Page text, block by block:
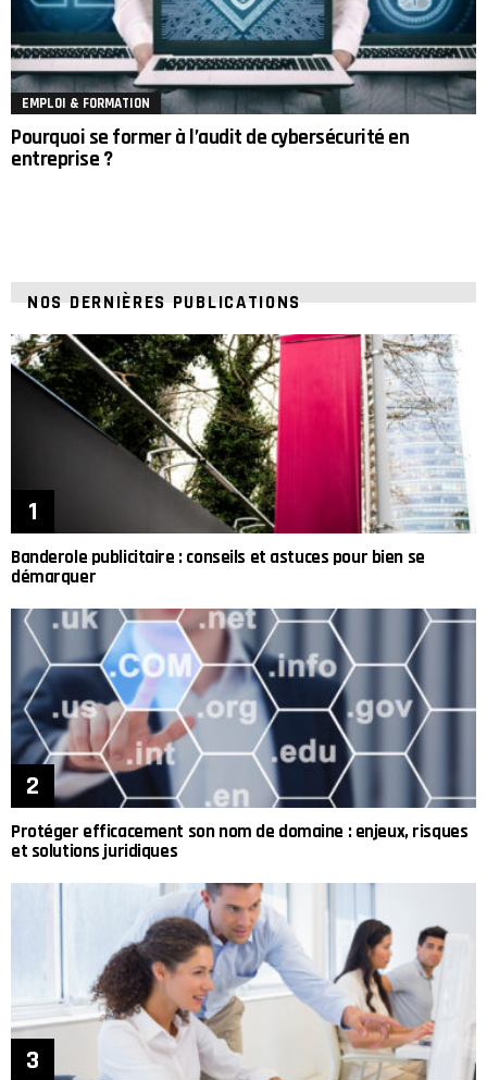
EMPLOI & FORMATION
Pourquoi se former à l’audit de cybersécurité en
entreprise ?
NOS DERNIÈRES PUBLICATIONS
Banderole publicitaire : conseils et astuces pour bien se
démarquer
Protéger efficacement son nom de domaine : enjeux, risques
et solutions juridiques